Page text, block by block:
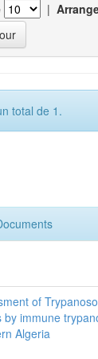
|
total de 1.
of
by immune
Algeria